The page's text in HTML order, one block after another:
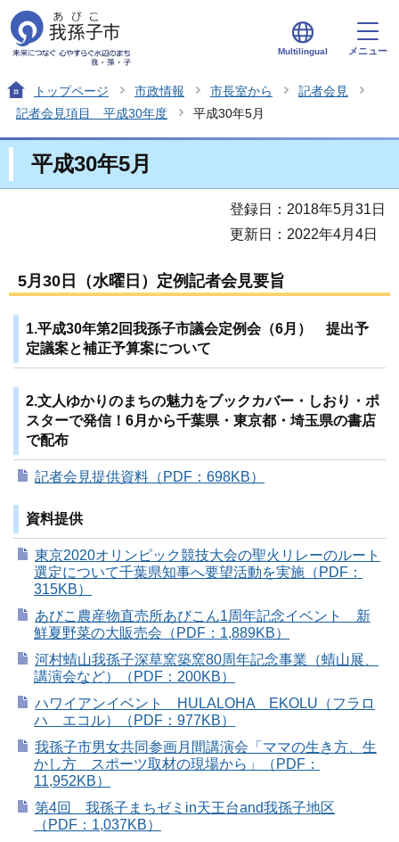
Multilingual メニュー
トップページ 市政情報 市長室から
記者会見
記者会見項目 平成30年度
平成30年5月
平成30年5月
登録日：2018年5月31日
更新日：2022年4月4日
5月30日（水曜日）定例記者会見要旨
1.平成30年第2回我孫子市議会定例会（6月） 提出予
定議案と補正予算案について
2.文人ゆかりのまちの魅力をブックカバー・しおり・ポ
スターで発信！6月から千葉県・東京都・埼玉県の書店
で配布
記者会見提供資料（PDF：698KB）
資料提供
東京2020オリンピック競技大会の聖火リレーのルート
選定について千葉県知事へ要望活動を実施（PDF：
315KB）
あびこ農産物直売所あびこん1周年記念イベント 新
鮮夏野菜の大販売会（PDF：1,889KB）
河村蜻山我孫子深草窯築窯80周年記念事業（蜻山展、
講演会など）（PDF：200KB）
ハワイアンイベント HULALOHA EKOLU（フラロ
ハ エコル）（PDF：977KB）
我孫子市男女共同参画月間講演会「ママの生き方、生
かし方 スポーツ取材の現場から」（PDF：
11,952KB）
第4回 我孫子まちゼミin天王台and我孫子地区
（PDF：1,037KB）